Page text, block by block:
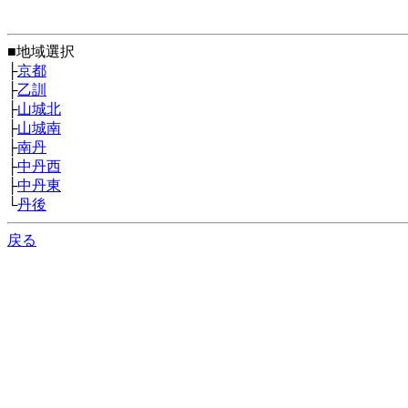
■地域選択
├京都
├乙訓
├山城北
├山城南
├南丹
├中丹西
├中丹東
└丹後
戻る